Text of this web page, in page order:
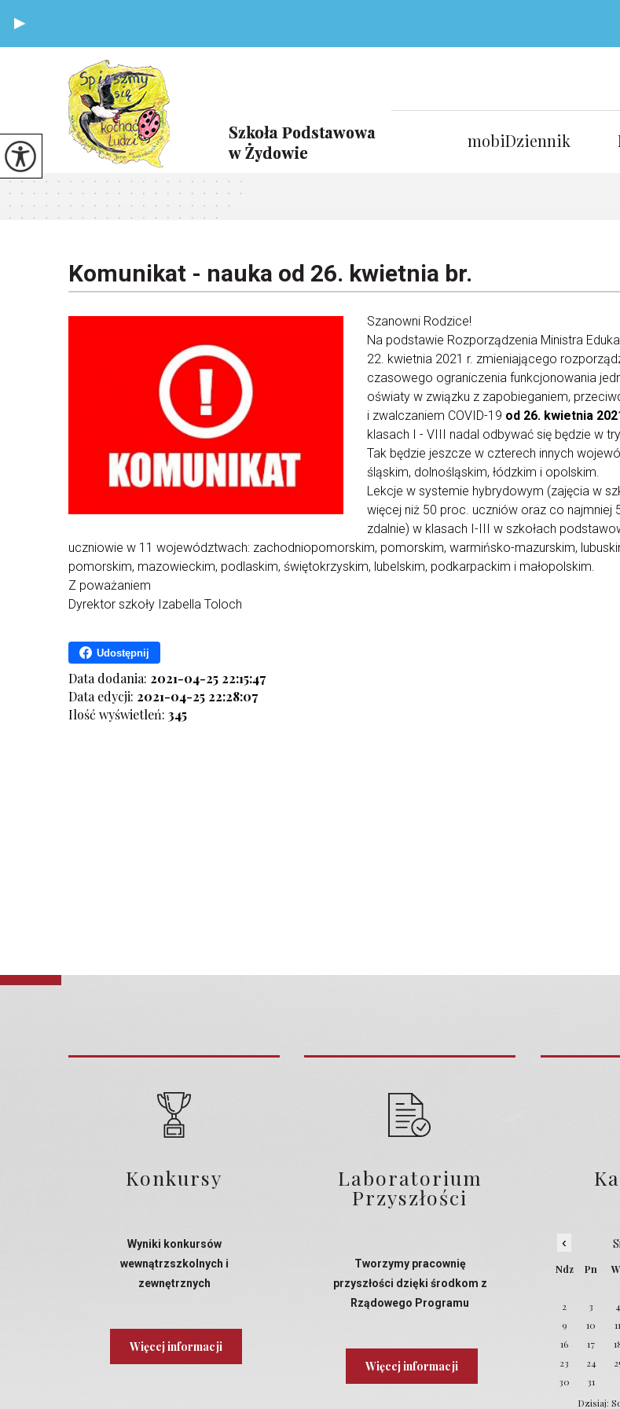
mobiDziennik
Komunikat - nauka od 26. kwietnia br.
Szanowni Rodzice!
Na podstawie Rozporządzenia Ministra
22. kwietnia 2021 r. zmieniającego
czasowego ograniczenia funkcjonowania
oświaty w związku z zapobieganiem,
i zwalczaniem COVID-19 od 26. kwietnia
klasach I - VIII nadal odbywać się będzie w
Tak będzie jeszcze w czterech innych
śląskim, dolnośląskim, łódzkim i opolskim.
Lekcje w systemie hybrydowym (zajęcia w
więcej niż 50 proc. uczniów oraz co najmniej
zdalnie) w klasach I-III w szkołach
uczniowie w 11 województwach: zachodniopomorskim, pomorskim, warmińsko-mazurskim,
pomorskim, mazowieckim, podlaskim, świętokrzyskim, lubelskim, podkarpackim i małopolskim.
Z poważaniem
Dyrektor szkoły Izabella Toloch
Udostępnij
Data dodania: 2021-04-25 22:15:47
Data edycji: 2021-04-25 22:28:07
Ilość wyświetleń: 345
Konkursy
Wyniki konkursów
wewnątrzszkolnych i
zewnętrznych
Więcej informacji
Laboratorium
Przyszłości
Tworzymy pracownię
przyszłości dzięki środkom z
Rządowego Programu
Więcej informacji
‹
Ndz Pn
2
3 4
9
10 11
16
17
23
24
30
31
Dzisiaj: